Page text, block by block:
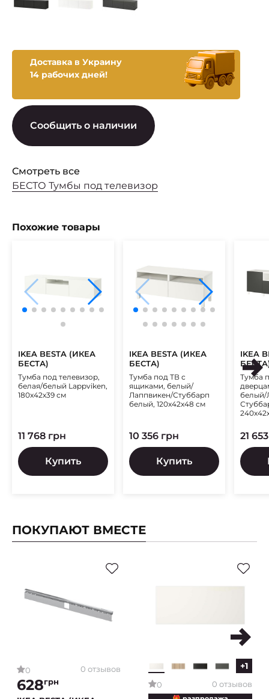
Доставка в Украину
14 рабочих дней!
Сообщить о наличии
Смотреть все
БЕСТО Тумбы под телевизор
Похожие товары
IKEA BESTA (ИКЕА
БЕСТА)
Тумба под телевизор,
белая/белый Lappviken,
180x42x39 см
11 768 грн
Купить
IKEA BESTA (ИКЕА
БЕСТА)
Тумба под ТВ с
ящиками, белый/
Лаппвикен/Стуббарп
белый, 120x42x48 см
10 356 грн
Купить
IKEA
Тумба
белый/
21
ПОКУПАЮТ ВМЕСТЕ
0 0 отзывов
628грн
+1
0 0 отзывов